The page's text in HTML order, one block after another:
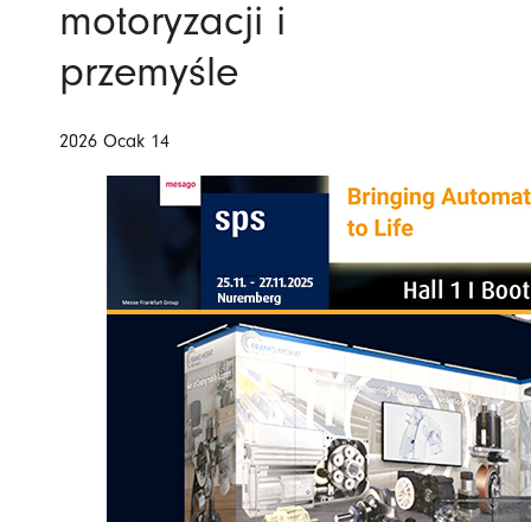
motoryzacji i
przemyśle
2026 Ocak 14